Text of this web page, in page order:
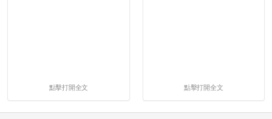
點擊打開全文 點擊打開全文